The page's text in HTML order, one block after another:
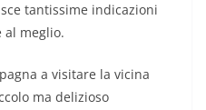
tantissime indicazioni
meglio.
a visitare la vicina
ma delizioso